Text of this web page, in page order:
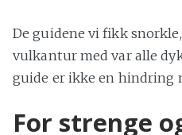
De guidene vi fikk
vulkantur med var alle
guide er ikke en hindring
For strenge